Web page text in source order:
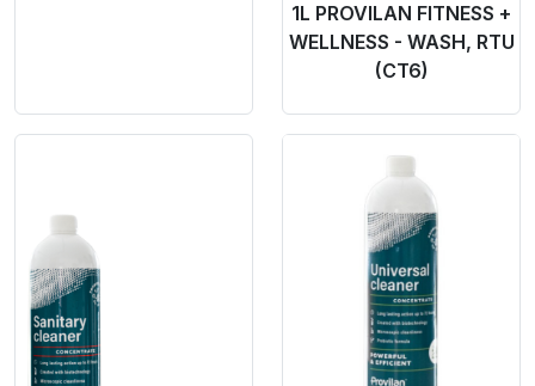
1L PROVILAN FITNESS +
WELLNESS - WASH, RTU
(CT6)
Product Link